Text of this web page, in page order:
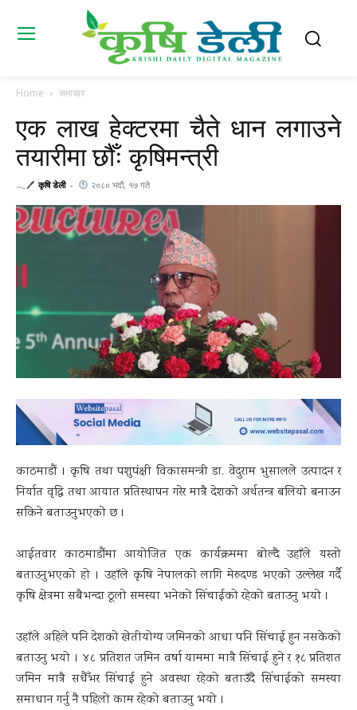
Home समाचार
एक लाख हेक्टरमा चैते धान लगाउने
तयारीमा छौँः कृषिमन्त्री
𓂃🖊 कृषि डेली - २०८० भदौ, १७ गते
काठमाडौं । कृषि तथा पशुपंक्षी विकासमन्त्री डा. वेदुराम भुसालले उत्पादन र
निर्यात वृद्धि तथा आयात प्रतिस्थापन गरेर मात्रै देशको अर्थतन्त्र बलियो बनाउन
सकिने बताउनुभएको छ ।
आईतवार काठमाडौंमा आयोजित एक कार्यक्रममा बोल्दै उहाँले यस्तो
बताउनुभएको हो । उहाँले कृषि नेपालको लागि मेरुदण्ड भएको उल्लेख गर्दै
कृषि क्षेत्रमा सबैभन्दा ठूलो समस्या भनेको सिंचाईको रहेको बताउनु भयो ।
उहाँले अहिले पनि देशको खेतीयोग्य जमिनको आधा पनि सिंचाई हुन नसकेको
बताउनु भयो । ४८ प्रतिशत जमिन वर्षा याममा मात्रै सिंचाई हुने र १८ प्रतिशत
जमिन मात्रै सधैँभर सिंचाई हुने अवस्था रहेको बताउँदै सिंचाईको समस्या
समाधान गर्नु नै पहिलो काम रहेको बताउनु भयो ।